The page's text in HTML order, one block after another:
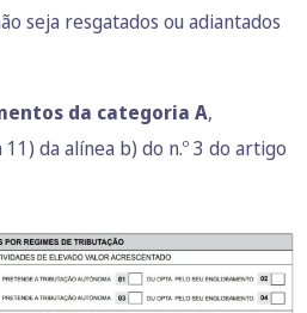
seja resgatados ou adiantados
da categoria A,
da alínea b) do n.º 3 do artigo